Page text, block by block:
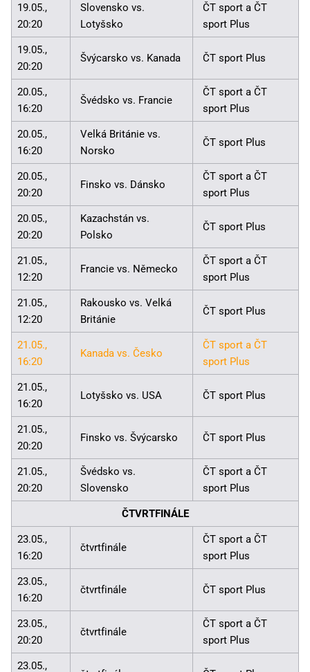
19.05.,
20:20
Slovensko vs.
Lotyšsko
ČT sport a ČT
sport Plus
19.05.,
20:20
Švýcarsko vs. Kanada ČT sport Plus
20.05.,
16:20
Švédsko vs. Francie
ČT sport a ČT
sport Plus
20.05.,
16:20
Velká Británie vs.
Norsko
ČT sport Plus
20.05.,
20:20
Finsko vs. Dánsko
ČT sport a ČT
sport Plus
20.05.,
20:20
Kazachstán vs.
Polsko
ČT sport Plus
21.05.,
12:20
Francie vs. Německo
ČT sport a ČT
sport Plus
21.05.,
12:20
Rakousko vs. Velká
Británie
ČT sport Plus
21.05.,
16:20
Kanada vs. Česko
ČT sport a ČT
sport Plus
21.05.,
16:20
Lotyšsko vs. USA ČT sport Plus
21.05.,
20:20
Finsko vs. Švýcarsko ČT sport Plus
21.05.,
20:20
Švédsko vs.
Slovensko
ČT sport a ČT
sport Plus
ČTVRTFINÁLE
23.05.,
16:20
čtvrtfinále
ČT sport a ČT
sport Plus
23.05.,
16:20
čtvrtfinále ČT sport Plus
23.05.,
20:20
čtvrtfinále
ČT sport a ČT
sport Plus
23.05.,